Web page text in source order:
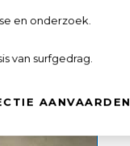
en onderzoek.
van surfgedrag.
AANVAARDEN